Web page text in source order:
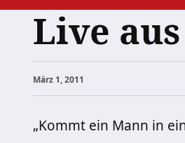
Live
März 1, 2011
„Kommt ein Mann in